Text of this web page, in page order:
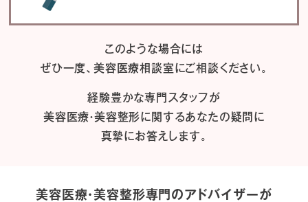
このような場合には
ぜひ一度、美容医療相談室にご相談ください。
経験豊かな専門スタッフが
美容医療・美容整形に関するあなたの疑問に
真摯にお答えします。
美容医療・美容整形専門のアドバイザーが